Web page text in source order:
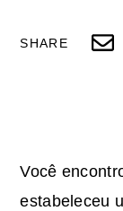
SHARE
Você
estabeleceu